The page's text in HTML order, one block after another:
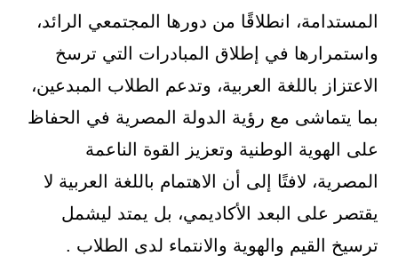
المستدامة، انطلاقًا من دورها المجتمعي الرائد،
واستمرارها في إطلاق المبادرات التي ترسخ
الاعتزاز باللغة العربية، وتدعم الطلاب المبدعين،
بما يتماشى مع رؤية الدولة المصرية في الحفاظ
على الهوية الوطنية وتعزيز القوة الناعمة
المصرية، لافتًا إلى أن الاهتمام باللغة العربية لا
يقتصر على البعد الأكاديمي، بل يمتد ليشمل
ترسيخ القيم والهوية والانتماء لدى الطلاب .